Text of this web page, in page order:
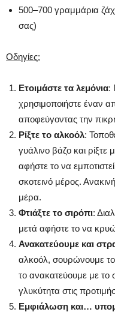
500–700 γραμμάρια
σας)
Οδηγίες:
Ετοιμάστε τα λεμόνια:
χρησιμοποιήστε έναν
αποφεύγοντας την
Ρίξτε το αλκοόλ:
γυάλινο βάζο και ρίξτε
αφήστε το να
σκοτεινό μέρος.
μέρα.
Φτιάξτε το σιρόπι:
μετά αφήστε το να
Ανακατεύουμε και
αλκοόλ, σουρώνουμε
το ανακατεύουμε με το
γλυκύτητα στις
Εμφιάλωση και…